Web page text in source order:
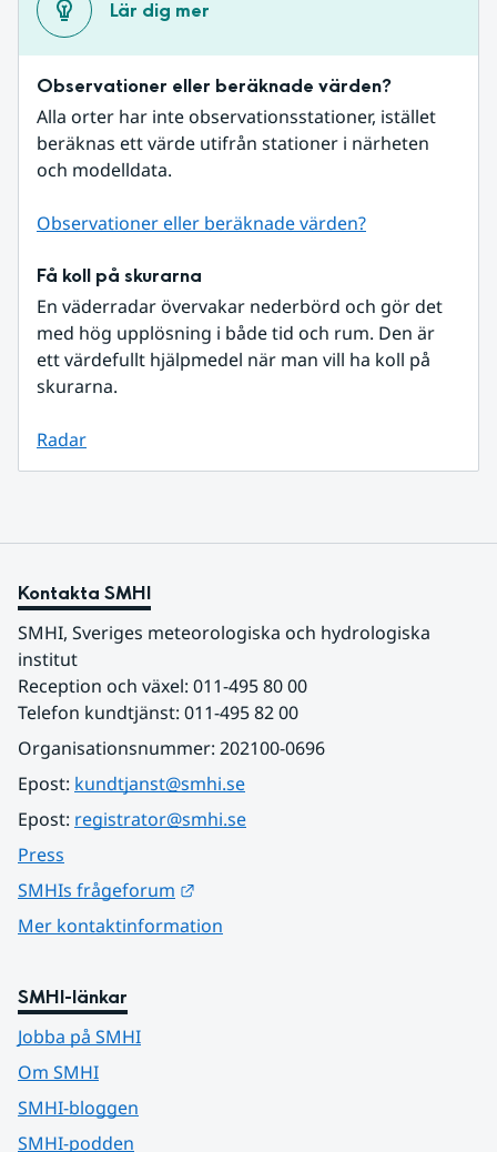
Lär dig mer
Observationer eller beräknade värden?
Alla orter har inte observationsstationer, istället
beräknas ett värde utifrån stationer i närheten
och modelldata.
Observationer eller beräknade värden?
Få koll på skurarna
En väderradar övervakar nederbörd och gör det
med hög upplösning i både tid och rum. Den är
ett värdefullt hjälpmedel när man vill ha koll på
skurarna.
Radar
Kontakta SMHI
SMHI, Sveriges meteorologiska och hydrologiska
institut
Reception och växel: 011-495 80 00
Telefon kundtjänst: 011-495 82 00
Organisationsnummer: 202100-0696
Epost: kundtjanst@smhi.se
Epost: registrator@smhi.se
Press
SMHIs frågeforum
Mer kontaktinformation
SMHI-länkar
Jobba på SMHI
Om SMHI
SMHI-bloggen
SMHI-podden